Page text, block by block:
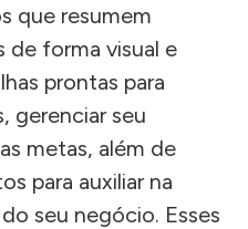
que resumem
de forma visual e
prontas para
gerenciar seu
metas, além de
para auxiliar na
seu negócio. Esses